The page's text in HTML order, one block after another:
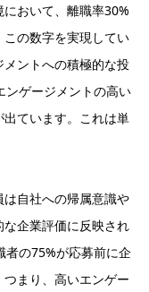
おいて、離職率30%
の数字を実現してい
ントへの積極的な投
ゲージメントの高い
ています。これは単
自社への帰属意識や
企業評価に反映され
の75%が応募前に企
まり、高いエンゲー